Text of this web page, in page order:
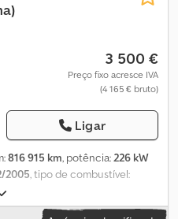
3 500 €
Preço fixo acresce IVA
(4 165 € bruto)
Ligar
816 915 km, potência:226 kW
2005, tipo de combustível:
de engrenagem:
, travões:retardador, Ano